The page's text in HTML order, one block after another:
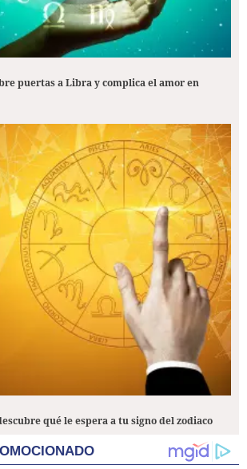
puertas a Libra y complica el amor en
qué le espera a tu signo del zodiaco